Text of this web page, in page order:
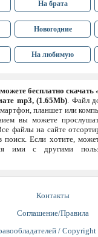
На брата
Новогодние
На любимую
бесплатно
mp3, (1.65Mb). Файл
планшет или
вы можете
файлы на сайте
поиск. Если хотите,
ими с другими
Контакты
Соглашение/Правила
/